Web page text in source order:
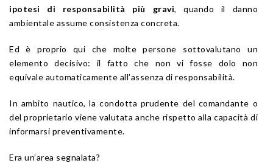
ipotesi di responsabilità più gravi, quando il danno
ambientale assume consistenza concreta.
Ed è proprio qui che molte persone sottovalutano un
elemento decisivo: il fatto che non vi fosse dolo non
equivale automaticamente all’assenza di responsabilità.
In ambito nautico, la condotta prudente del comandante o
del proprietario viene valutata anche rispetto alla capacità di
informarsi preventivamente.
Era un’area segnalata?